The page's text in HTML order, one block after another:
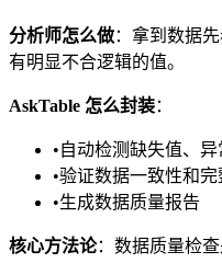
分析师怎么做：拿到数据
有明显不合逻辑的值。
AskTable 怎么封装：
•自动检测缺失值、
•验证数据一致性和完
•生成数据质量报告
核心方法论：数据质量检